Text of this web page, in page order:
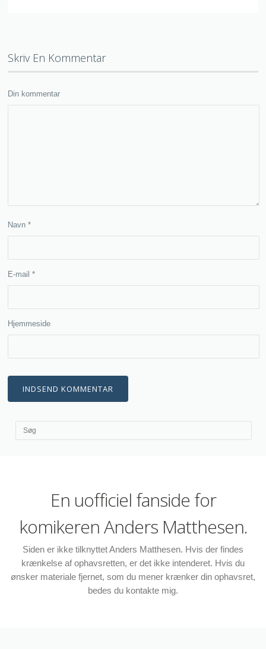
Skriv En Kommentar
Din kommentar
Navn*
E-mail*
Hjemmeside
En uofficiel fanside for
komikeren Anders Matthesen.
Siden er ikke tilknyttet Anders Matthesen. Hvis der findes
krænkelse af ophavsretten, er det ikke intenderet. Hvis du
ønsker materiale fjernet, som du mener krænker din ophavsret,
bedes du kontakte mig.